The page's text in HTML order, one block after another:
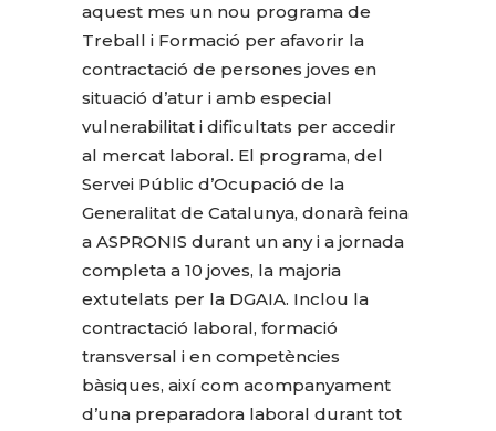
aquest mes un nou programa de
Treball i Formació per afavorir la
contractació de persones joves en
situació d’atur i amb especial
vulnerabilitat i dificultats per accedir
al mercat laboral. El programa, del
Servei Públic d’Ocupació de la
Generalitat de Catalunya, donarà feina
a ASPRONIS durant un any i a jornada
completa a 10 joves, la majoria
extutelats per la DGAIA. Inclou la
contractació laboral, formació
transversal i en competències
bàsiques, així com acompanyament
d’una preparadora laboral durant tot